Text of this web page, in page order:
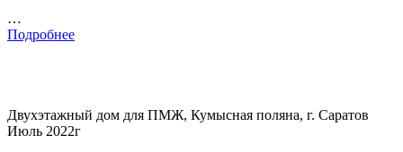
…
Подробнее
Двухэтажный дом для ПМЖ, Кумысная поляна, г. Саратов
Июль 2022г